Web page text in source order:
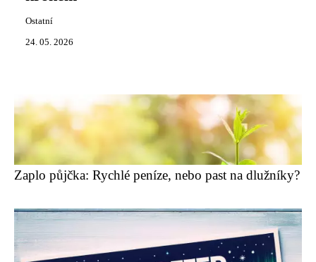
Ostatní
24. 05. 2026
Zaplo půjčka: Rychlé peníze, nebo past na dlužníky?